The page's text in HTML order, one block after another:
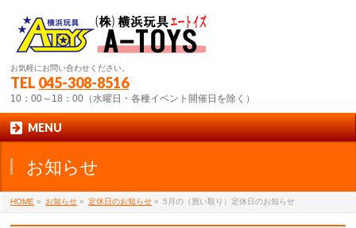
お気軽にお問い合わせください。
TEL 045-308-8516
10：00～18：00（水曜日・各種イベント開催日を除く）
MENU
お知らせ
HOME » お知らせ » 定休日のお知らせ » 5月の（買い取り）定休日のお知らせ